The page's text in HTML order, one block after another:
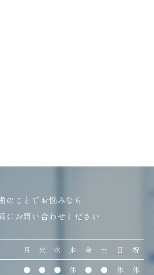
のことでお悩みなら
にお問い合わせください
月 火 水 木 金 土 日
祝
● ● ● 休 ● ● 休
休